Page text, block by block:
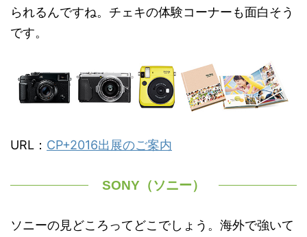
られるんですね。チェキの体験コーナーも面白そう
です。
URL： CP+2016出展のご案内
SONY（ソニー）
ソニーの見どころってどこでしょう。海外で強いて